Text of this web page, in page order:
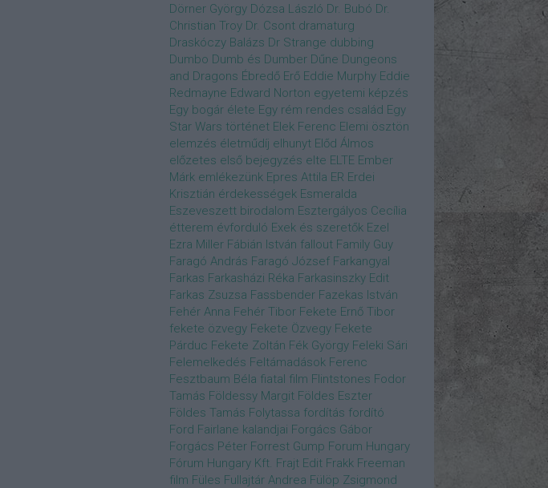
Dörner György Dózsa László Dr. Bubó Dr.
Christian Troy Dr. Csont dramaturg
Draskóczy Balázs Dr Strange dubbing
Dumbo Dumb és Dumber Dűne Dungeons
and Dragons Ébredő Erő Eddie Murphy Eddie
Redmayne Edward Norton egyetemi képzés
Egy bogár élete Egy rém rendes család Egy
Star Wars történet Elek Ferenc Elemi ösztön
elemzés életműdíj elhunyt Előd Álmos
előzetes első bejegyzés elte ELTE Ember
Márk emlékezünk Epres Attila ER Erdei
Krisztián érdekességek Esmeralda
Eszeveszett birodalom Esztergályos Cecília
étterem évforduló Exek és szeretők Ezel
Ezra Miller Fábián István fallout Family Guy
Faragó András Faragó József Farkangyal
Farkas Farkasházi Réka Farkasinszky Edit
Farkas Zsuzsa Fassbender Fazekas István
Fehér Anna Fehér Tibor Fekete Ernő Tibor
fekete özvegy Fekete Özvegy Fekete
Párduc Fekete Zoltán Fék György Feleki Sári
Felemelkedés Feltámadások Ferenc
Fesztbaum Béla fiatal film Flintstones Fodor
Tamás Földessy Margit Földes Eszter
Földes Tamás Folytassa fordítás fordító
Ford Fairlane kalandjai Forgács Gábor
Forgács Péter Forrest Gump Forum Hungary
Fórum Hungary Kft. Frajt Edit Frakk Freeman
film Füles Fullajtár Andrea Fülöp Zsigmond